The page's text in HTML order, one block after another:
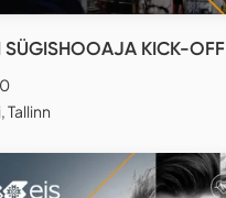
SÜGISHOOAJA KICK-OFF
Tallinn